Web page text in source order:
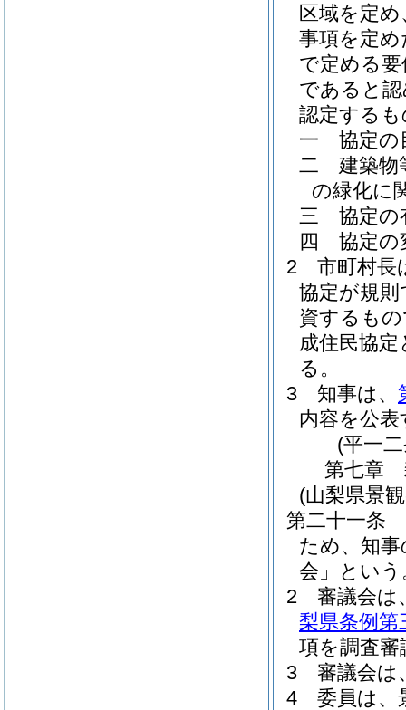
区域を定
事項を定
で定める
であると
認定する
一
協定の
二
建築物
の緑化に
三
協定の
四
協定の
2
市町村長
協定が規
資するも
成住民協
る。
3
知事は、
内容を公
(平一
第七章
(山梨県景
第二十一条
ため、知
会」という
2
審議会は
梨県条例第
項を調査
3
審議会は
4
委員は、